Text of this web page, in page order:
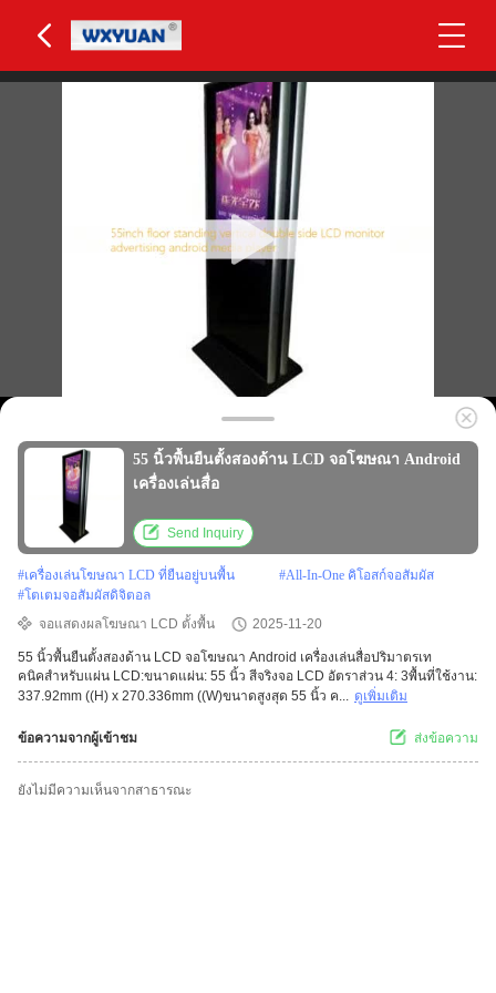
55 นิ้วพื้นยืนตั้งสองด้าน LCD จอโฆษณา Android
เครื่องเล่นสื่อ
Send Inquiry
#เครื่องเล่นโฆษณา LCD ที่ยืนอยู่บนพื้น #All-In-One คิโอสก์จอสัมผัส
#โตเตมจอสัมผัสดิจิตอล
จอแสดงผลโฆษณา LCD ตั้งพื้น
2025-11-20
55 นิ้วพื้นยืนตั้งสองด้าน LCD จอโฆษณา Android เครื่องเล่นสื่อปริมาตรเท
คนิคสําหรับแผ่น LCD:ขนาดแผ่น: 55 นิ้ว สีจริงจอ LCD อัตราส่วน 4: 3พื้นที่ใช้งาน:
337.92mm ((H) x 270.336mm ((W)ขนาดสูงสุด 55 นิ้ว ค... ดูเพิ่มเติม
ข้อความจากผู้เข้าชม ส่งข้อความ
ยังไม่มีความเห็นจากสาธารณะ